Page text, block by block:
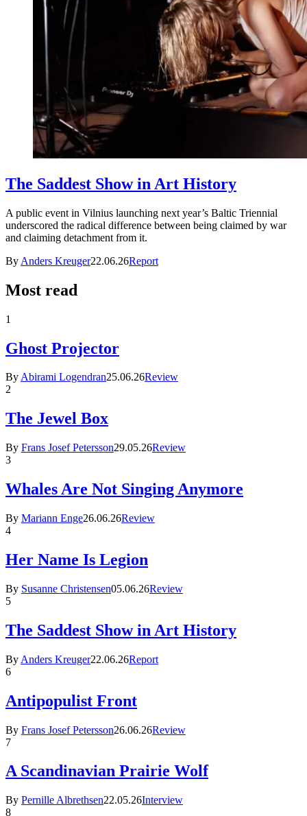
The Saddest Show in Art History
A public event in Vilnius launching next year’s Baltic Triennial
underscored the radical difference between being claimed by war
and claiming detachment from it.
By Anders Kreuger22.06.26Report
Most read
1
Ghost Projector
ByAbirami Logendran25.06.26Review
2
The Jewel Box
By Frans Josef Petersson29.05.26Review
3
Whales Are Not Singing Anymore
By Mariann Enge26.06.26Review
4
Her Name Is Legion
By Susanne Christensen05.06.26Review
5
The Saddest Show in Art History
By Anders Kreuger22.06.26Report
6
Antipopulist Front
By Frans Josef Petersson26.06.26Review
7
A Scandinavian Prairie Wolf
By Pernille Albrethsen22.05.26Interview
8